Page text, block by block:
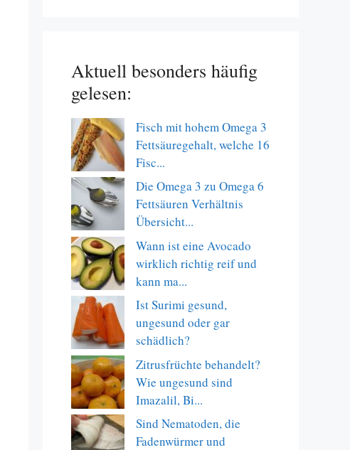
Aktuell besonders häufig
gelesen:
Fisch mit hohem Omega 3
Fettsäuregehalt, welche 16
Fisc...
Die Omega 3 zu Omega 6
Fettsäuren Verhältnis
Übersicht...
Wann ist eine Avocado
wirklich richtig reif und
kann ma...
Ist Surimi gesund,
ungesund oder gar
schädlich?
Zitrusfrüchte behandelt?
Wie ungesund sind
Imazalil, Bi...
Sind Nematoden, die
Fadenwürmer und